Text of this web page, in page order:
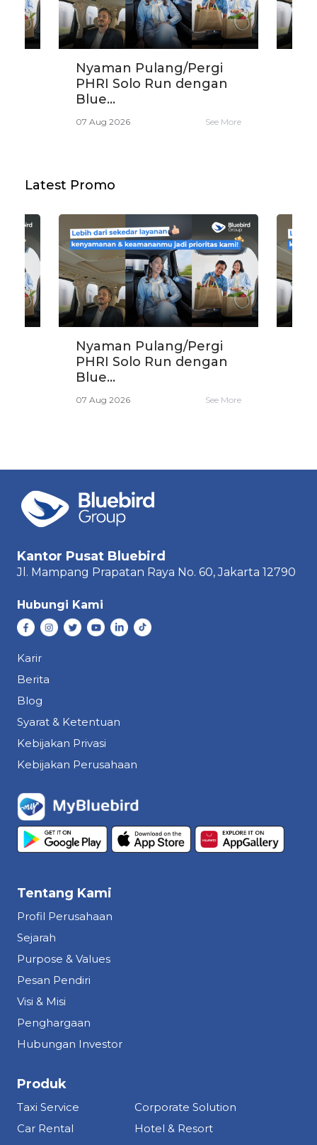
Nyaman Pulang/Pergi
PHRI Solo Run dengan
Blue...
07 Aug 2026 See More
Latest Promo
Nyaman Pulang/Pergi
PHRI Solo Run dengan
Blue...
07 Aug 2026 See More
Kantor Pusat Bluebird
Jl. Mampang Prapatan Raya No. 60,Jakarta 12790
Hubungi Kami
Karir
Berita
Blog
Syarat & Ketentuan
Kebijakan Privasi
Kebijakan Perusahaan
Tentang Kami
Profil Perusahaan
Sejarah
Purpose & Values
Pesan Pendiri
Visi & Misi
Penghargaan
Hubungan Investor
Produk
Taxi Service
Car Rental
Corporate Solution
Hotel & Resort